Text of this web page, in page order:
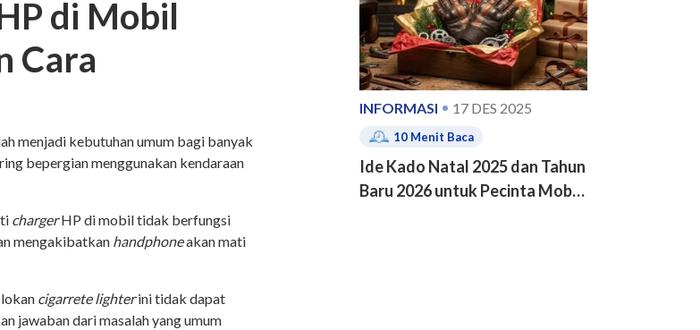
di Mobil
Cara
menjadi kebutuhan umum bagi banyak
bepergian menggunakan kendaraan
chargerHP di mobil tidak berfungsi
mengakibatkan handphoneakan mati
cigarrete lighterini tidak dapat
jawaban dari masalah yang umum
INFORMASI 17 DES 2025
10 Menit Baca
Ide Kado Natal 2025 dan Tahun
Baru 2026 untuk Pecinta Mobil